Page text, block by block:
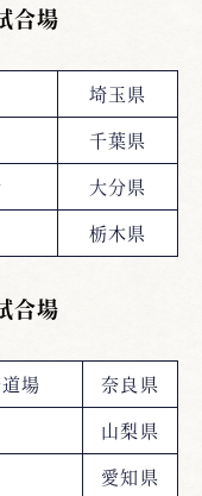
合場
埼玉県
千葉県
大分県
栃木県
合場
場
奈良県
山梨県
愛知県